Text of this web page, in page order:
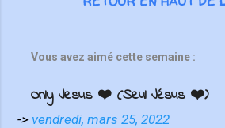
Vous avez aimé cette semaine :
Only Jesus ❤️ (Seul Jésus ❤️)
-> vendredi, mars 25, 2022